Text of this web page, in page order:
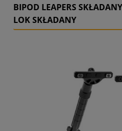
BIPOD LEAPERS
LOK SKŁADANY